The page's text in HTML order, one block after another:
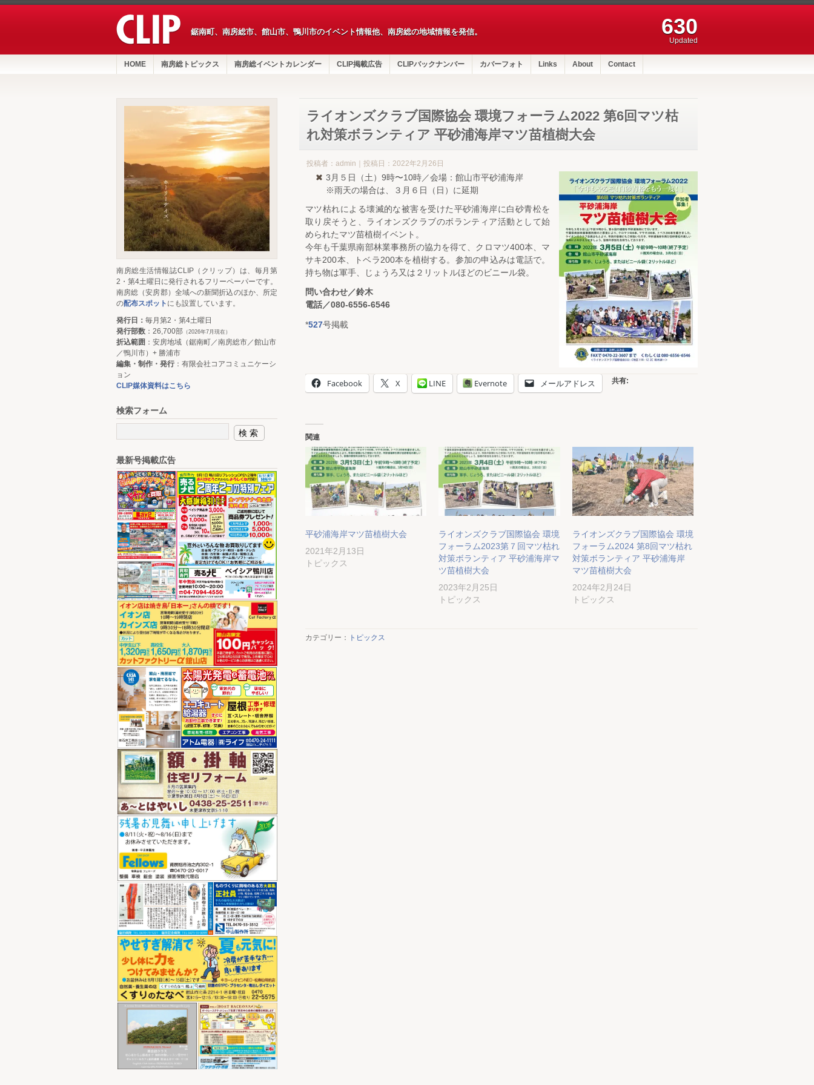
鋸南町、南房総市、館山市、鴨川市のイベント情報他、南房総の地域情報を発信。 630
Updated
HOME 南房総トピックス 南房総イベントカレンダー CLIP掲載広告 CLIPバックナンバー カバーフォト Links About Contact
ライオンズクラブ国際協会 環境フォーラム2022 第6回マツ枯
れ対策ボランティア 平砂浦海岸マツ苗植樹大会
投稿者：admin｜投稿日：2022年2月26日
3月５日（土）9時〜10時／会場：館山市平砂浦海岸
※雨天の場合は、３月６日（日）に延期
マツ枯れによる壊滅的な被害を受けた平砂浦海岸に白砂青松を
取り戻そうと、ライオンズクラブのボランティア活動として始
められたマツ苗植樹イベント。
今年も千葉県南部林業事務所の協力を得て、クロマツ400本、マ
サキ200本、トベラ200本を植樹する。参加の申込みは電話で。
持ち物は軍手、じょうろ又は２リットルほどのビニール袋。
問い合わせ／鈴木
電話／080-6556-6546
*527号掲載
共有:
Facebook X LINE Evernote メールアドレス
関連
平砂浦海岸マツ苗植樹大会
2021年2月13日
トピックス
ライオンズクラブ国際協会 環境
フォーラム2023第７回マツ枯れ
対策ボランティア 平砂浦海岸マ
ツ苗植樹大会
2023年2月25日
トピックス
ライオンズクラブ国際協会 環境
フォーラム2024 第8回マツ枯れ
対策ボランティア 平砂浦海岸
マツ苗植樹大会
2024年2月24日
トピックス
カテゴリー： トピックス
南房総生活情報誌CLIP（クリップ）は、毎月第
2・第4土曜日に発行されるフリーペーパーです。
南房総（安房郡）全域への新聞折込のほか、所定
の配布スポット にも設置しています。
発行日： 毎月第2・第4土曜日
発行部数 ：26,700部 （2026年7月現在）
折込範囲 ：安房地域（鋸南町／南房総市／館山市
／鴨川市）+ 勝浦市
編集・制作・発行：有限会社コアコミュニケーシ
ョン
CLIP媒体資料はこちら
検索フォーム
最新号掲載広告